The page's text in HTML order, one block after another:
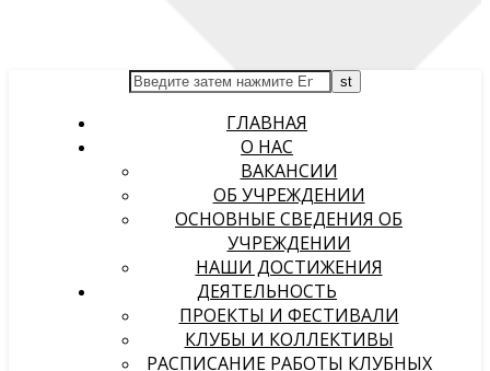
ГЛАВНАЯ
О НАС
ВАКАНСИИ
ОБ УЧРЕЖДЕНИИ
ОСНОВНЫЕ СВЕДЕНИЯ ОБ
УЧРЕЖДЕНИИ
НАШИ ДОСТИЖЕНИЯ
ДЕЯТЕЛЬНОСТЬ
ПРОЕКТЫ И ФЕСТИВАЛИ
КЛУБЫ И КОЛЛЕКТИВЫ
РАСПИСАНИЕ РАБОТЫ КЛУБНЫХ